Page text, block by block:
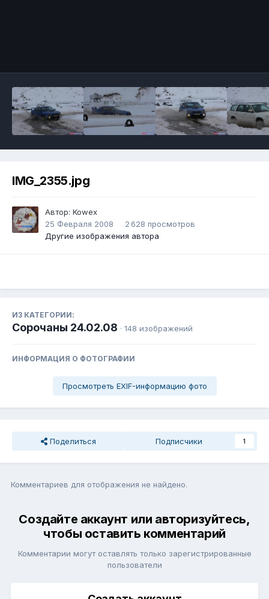
IMG_2355.jpg
Автор: Kowex
25 Февраля 2008
2 628 просмотров
Другие изображения автора
ИЗ КАТЕГОРИИ:
Сорочаны 24.02.08 · 148 изображений
ИНФОРМАЦИЯ О ФОТОГРАФИИ
Просмотреть EXIF-информацию фото
Поделиться Подписчики 1
Комментариев для отображения не найдено.
Создайте аккаунт или авторизуйтесь,
чтобы оставить комментарий
Комментарии могут оставлять только зарегистрированные
пользователи